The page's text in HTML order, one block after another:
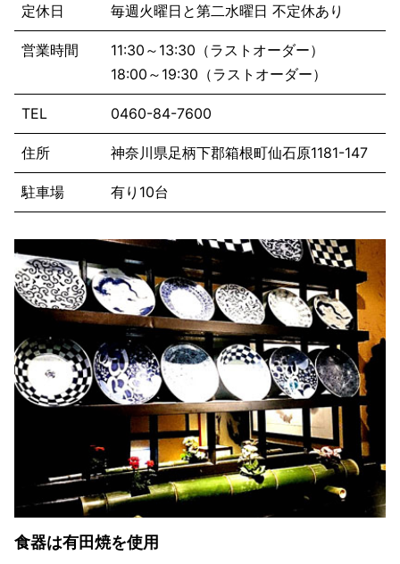
定休日 毎週火曜日と第二水曜日 不定休あり
営業時間
11:30～13:30（ラストオーダー）
18:00～19:30（ラストオーダー）
TEL 0460-84-7600
住所 神奈川県足柄下郡箱根町仙石原1181-147
駐車場 有り10台
食器は有田焼を使用